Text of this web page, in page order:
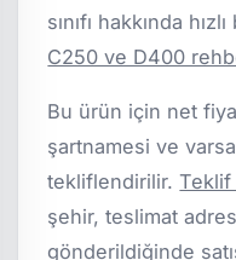
sınıfı hakkında
C250 ve D400
Bu ürün için net
şartnamesi ve
tekliflendirilir.Teklif
şehir, teslimat
gönderildiğinde